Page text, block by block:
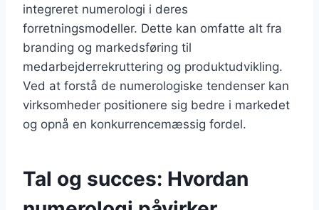
integreret numerologi i deres
forretningsmodeller. Dette kan omfatte alt fra
branding og markedsføring til
medarbejderrekruttering og produktudvikling.
Ved at forstå de numerologiske tendenser kan
virksomheder positionere sig bedre i markedet
og opnå en konkurrencemæssig fordel.
Tal og succes: Hvordan